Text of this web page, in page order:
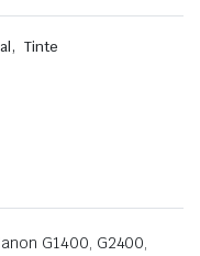
, Tinte
G1400, G2400,